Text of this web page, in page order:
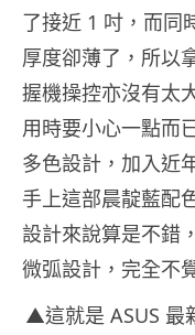
了接近 1 吋，而同
厚度卻薄了，所以
握機操控亦沒有太
用時要小心一點而
多色設計，加入近
手上這部晨靛藍配
設計來說算是不錯
微弧設計，完全不
▲這就是 ASUS 最